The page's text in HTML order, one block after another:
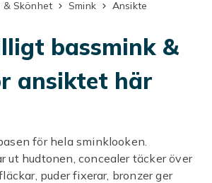
& Skönhet Smink Ansikte
bassmink &
ansiktet här
för hela sminklooken.
ut hudtonen, concealer täcker över
puder fixerar, bronzer ger